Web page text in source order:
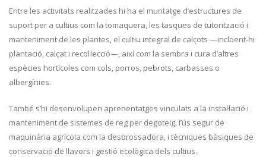
Entre les activitats realitzades hi ha el muntatge d’estructures de
suport per a cultius com la tomaquera, les tasques de tutorització i
manteniment de les plantes, el cultiu integral de calçots —incloent-hi
plantació, calçat i recol·lecció—, així com la sembra i cura d’altres
espècies hortícoles com cols, porros, pebrots, carbasses o
albergínies.
També s’hi desenvolupen aprenentatges vinculats a la instal·lació i
manteniment de sistemes de reg per degoteig, l’ús segur de
maquinària agrícola com la desbrossadora, i tècniques bàsiques de
conservació de llavors i gestió ecològica dels cultius.